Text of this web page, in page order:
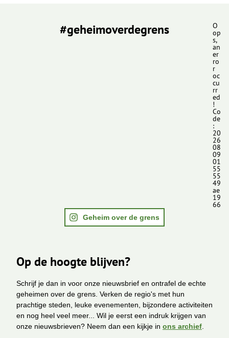
#geheimoverdegrens O
op
s,
an
er
ro
r
oc
cu
rr
ed
!
Co
de
:
20
26
08
09
01
55
55
49
ae
19
66
Geheim over de grens
Op de hoogte blijven?
Schrijf je dan in voor onze nieuwsbrief en ontrafel de echte
geheimen over de grens. Verken de regio's met hun
prachtige steden, leuke evenementen, bijzondere activiteiten
en nog heel veel meer... Wil je eerst een indruk krijgen van
onze nieuwsbrieven? Neem dan een kijkje in ons archief.